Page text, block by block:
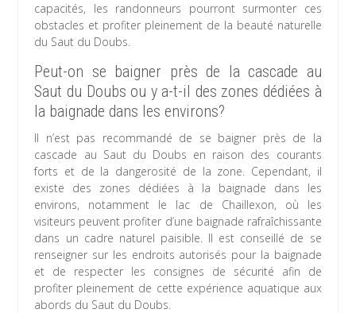
capacités, les randonneurs pourront surmonter ces
obstacles et profiter pleinement de la beauté naturelle
du Saut du Doubs.
Peut-on se baigner près de la cascade au
Saut du Doubs ou y a-t-il des zones dédiées à
la baignade dans les environs?
Il n’est pas recommandé de se baigner près de la
cascade au Saut du Doubs en raison des courants
forts et de la dangerosité de la zone. Cependant, il
existe des zones dédiées à la baignade dans les
environs, notamment le lac de Chaillexon, où les
visiteurs peuvent profiter d’une baignade rafraîchissante
dans un cadre naturel paisible. Il est conseillé de se
renseigner sur les endroits autorisés pour la baignade
et de respecter les consignes de sécurité afin de
profiter pleinement de cette expérience aquatique aux
abords du Saut du Doubs.